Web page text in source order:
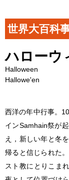
世界大百科
ハローウ
Halloween
Hallowe'en
西洋の年中行事。
インSamhain祭が
え，新しい年と冬
帰ると信じられた
スト教にとりこま